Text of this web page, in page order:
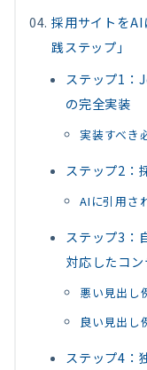
採用サイトを
践ステップ」
ステップ1：
の完全実装
実装すべき
ステップ2：
AIに引用さ
ステップ3：
対応したコ
悪い見出し
良い見出し
ステップ4：